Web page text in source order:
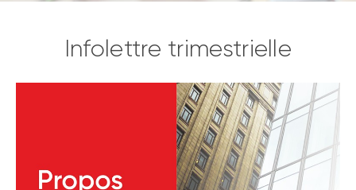
Infolettre trimestrielle